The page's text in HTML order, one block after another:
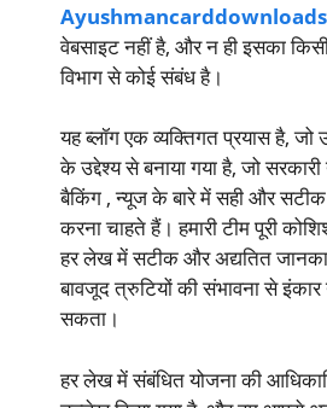
वेबसाइट नहीं है, और न ही इसका
विभाग से कोई संबंध है।
यह ब्लॉग एक व्यक्तिगत प्रयास है, जो
के उद्देश्य से बनाया गया है, जो
बैकिंग , न्यूज के बारे में सही और सटीक
करना चाहते हैं। हमारी टीम पूरी
हर लेख में सटीक और अद्यतित
बावजूद त्रुटियों की संभावना से इंकार
सकता।
हर लेख में संबंधित योजना की